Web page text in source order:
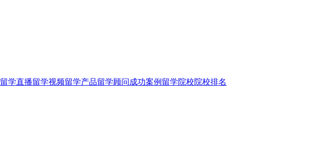
留学直播留学视频留学产品留学顾问 成功案例 留学院校院校排名